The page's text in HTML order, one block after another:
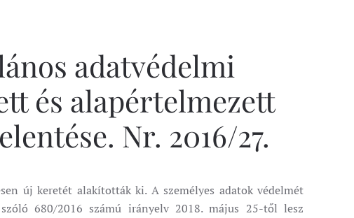
adatvédelmi
és alapértelmezett
Nr. 2016/27.
új keretét alakították ki. A személyes adatok védelmét
680/2016 számú irányelv 2018. május 25-től lesz